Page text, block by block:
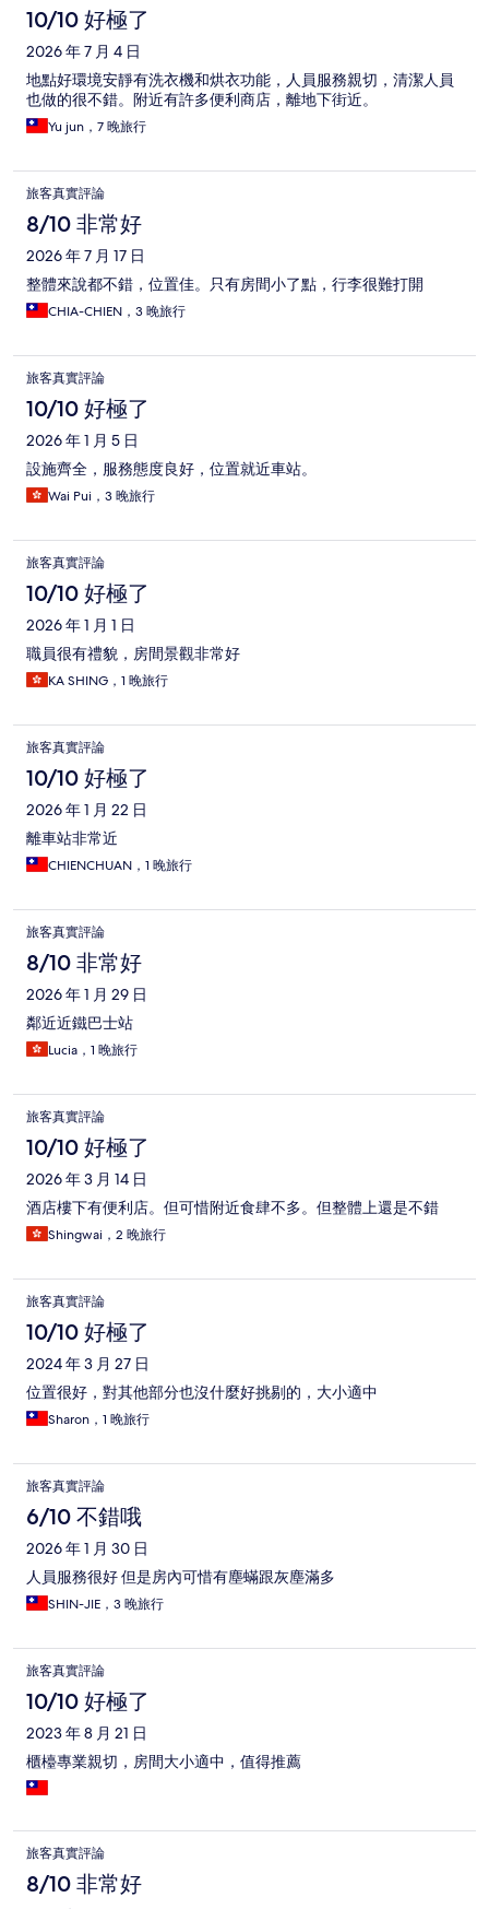
10/10 好極了
2026 年 7 月 4 日
地點好環境安靜有洗衣機和烘衣功能，人員服務親切，清潔人員
也做的很不錯。附近有許多便利商店，離地下街近。
Yu jun，7 晚旅行
旅客真實評論
8/10 非常好
2026 年 7 月 17 日
整體來說都不錯，位置佳。只有房間小了點，行李很難打開
CHIA-CHIEN，3 晚旅行
旅客真實評論
10/10 好極了
2026 年 1 月 5 日
設施齊全，服務態度良好，位置就近車站。
Wai Pui，3 晚旅行
旅客真實評論
10/10 好極了
2026 年 1 月 1 日
職員很有禮貌，房間景觀非常好
KA SHING，1 晚旅行
旅客真實評論
10/10 好極了
2026 年 1 月 22 日
離車站非常近
CHIENCHUAN，1 晚旅行
旅客真實評論
8/10 非常好
2026 年 1 月 29 日
鄰近近鐵巴士站
Lucia，1 晚旅行
旅客真實評論
10/10 好極了
2026 年 3 月 14 日
酒店樓下有便利店。但可惜附近食肆不多。但整體上還是不錯
Shingwai，2 晚旅行
旅客真實評論
10/10 好極了
2024 年 3 月 27 日
位置很好，對其他部分也沒什麼好挑剔的，大小適中
Sharon，1 晚旅行
旅客真實評論
6/10 不錯哦
2026 年 1 月 30 日
人員服務很好 但是房內可惜有塵蟎跟灰塵滿多
SHIN-JIE，3 晚旅行
旅客真實評論
10/10 好極了
2023 年 8 月 21 日
櫃檯專業親切，房間大小適中，值得推薦
旅客真實評論
8/10 非常好